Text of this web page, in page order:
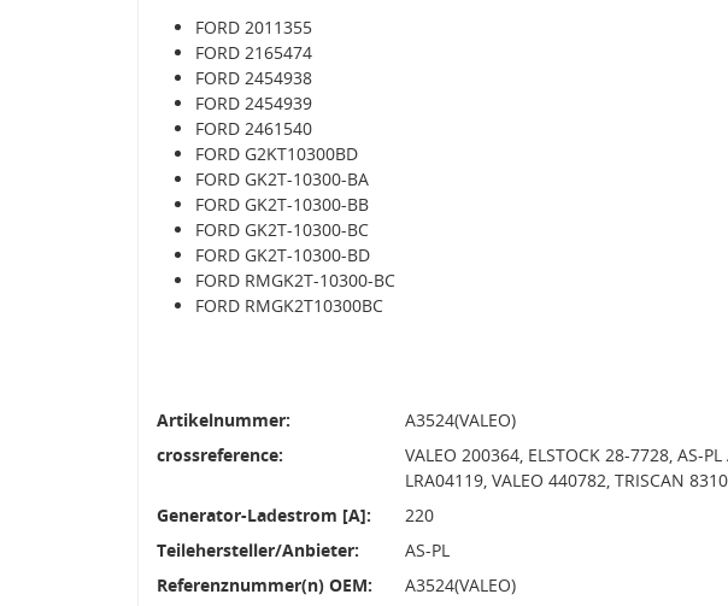
FORD 2011355
FORD 2165474
FORD 2454938
FORD 2454939
FORD 2461540
FORD G2KT10300BD
FORD GK2T-10300-BA
FORD GK2T-10300-BB
FORD GK2T-10300-BC
FORD GK2T-10300-BD
FORD RMGK2T-10300-BC
FORD RMGK2T10300BC
Artikelnummer:
A3524(VALEO)
crossreference:
VALEO 200364, ELSTOCK 28-7728, AS-
LRA04119, VALEO 440782, TRISCAN
Generator-Ladestrom [A]:
220
Teilehersteller/Anbieter:
AS-PL
Referenznummer(n) OEM:
A3524(VALEO)